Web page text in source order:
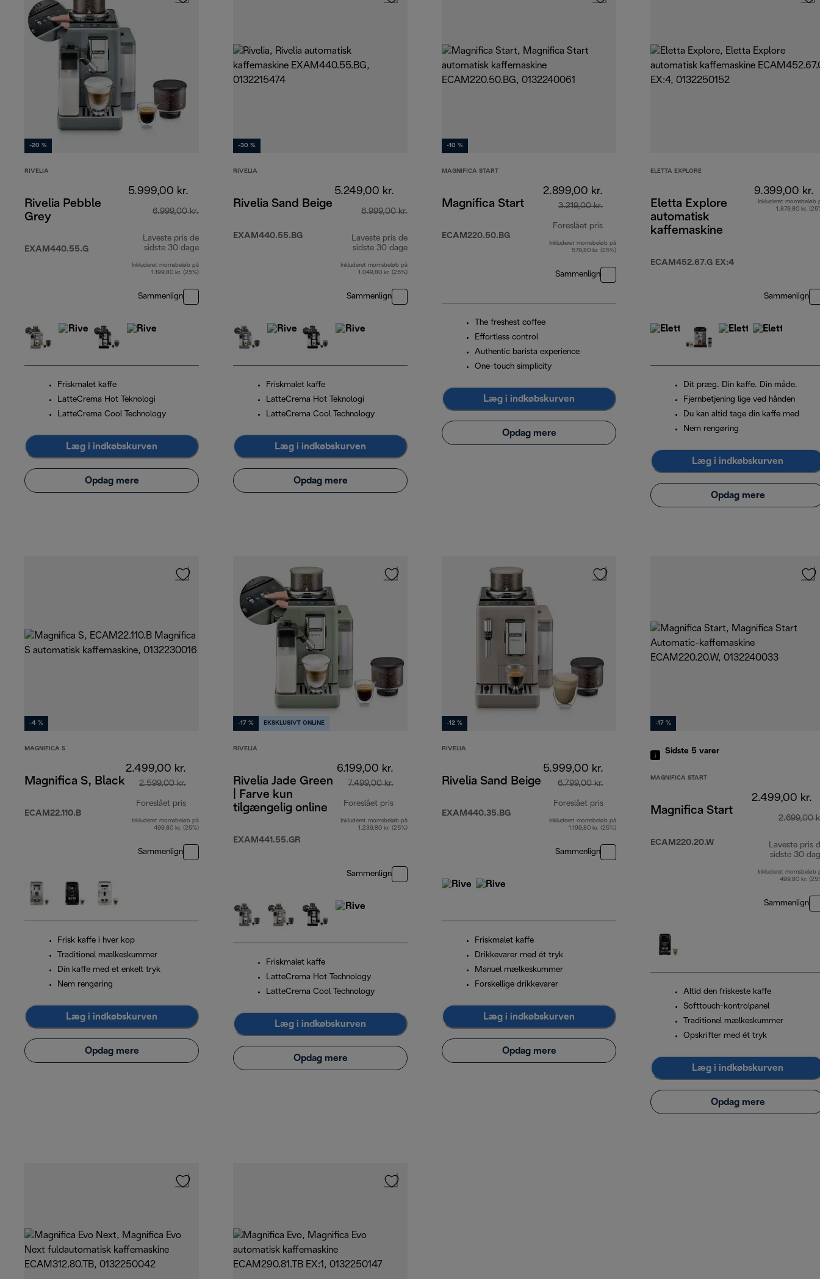
-20 %
RIVELIA
Rivelia Pebble
Grey
EXAM440.55.G
5.999,00 kr.
6.999,00 kr.
Laveste pris de
sidste 30 dage
Inkluderet momsbeløb på
1.199,80 kr. (25%)
Sammenlign
Friskmalet kaffe
LatteCrema Hot Teknologi
LatteCrema Cool Technology
Læg i indkøbskurven
Opdag mere
-30 %
RIVELIA
Rivelia Sand Beige
EXAM440.55.BG
5.249,00 kr.
6.999,00 kr.
Laveste pris de
sidste 30 dage
Inkluderet momsbeløb på
1.049,80 kr. (25%)
Sammenlign
Friskmalet kaffe
LatteCrema Hot Teknologi
LatteCrema Cool Technology
Læg i indkøbskurven
Opdag mere
-10 %
MAGNIFICA START
Magnifica Start
ECAM220.50.BG
2.899,00 kr.
3.219,00 kr.
Foreslået pris
oprindelig pris 3.219,00 kr.
Inkluderet momsbeløb på
579,80 kr. (25%)
Sammenlign
The freshest coffee
Effortless control
Authentic barista experience
One-touch simplicity
Læg i indkøbskurven
Opdag mere
ELETTA EXPLORE
Eletta Explore
automatisk
kaffemaskine
ECAM452.67.G EX:4
9.399,00 kr.
Inkluderet momsbeløb
1.879,80 kr.
Sammenlign
Dit præg. Din kaffe. Din måde.
Fjernbetjening lige ved hånden
Du kan altid tage din kaffe med
Nem rengøring
Læg i indkøbskurven
Opdag mere
-4 %
MAGNIFICA S
Magnifica S, Black
ECAM22.110.B
2.499,00 kr.
2.599,00 kr.
Foreslået pris
oprindelig pris 2.599,00 kr.
Inkluderet momsbeløb på
499,80 kr. (25%)
Sammenlign
Frisk kaffe i hver kop
Traditionel mælkeskummer
Din kaffe med et enkelt tryk
Nem rengøring
Læg i indkøbskurven
Opdag mere
-17 % EKSKLUSIVT ONLINE
RIVELIA
Rivelia Jade Green
| Farve kun
tilgængelig online
EXAM441.55.GR
6.199,00 kr.
7.499,00 kr.
Foreslået pris
oprindelig pris 7.499,00 kr.
Inkluderet momsbeløb på
1.239,80 kr. (25%)
Sammenlign
Friskmalet kaffe
LatteCrema Hot Technology
LatteCrema Cool Technology
Læg i indkøbskurven
Opdag mere
-12 %
RIVELIA
Rivelia Sand Beige
EXAM440.35.BG
5.999,00 kr.
6.799,00 kr.
Foreslået pris
oprindelig pris 6.799,00 kr.
Inkluderet momsbeløb på
1.199,80 kr. (25%)
Sammenlign
Friskmalet kaffe
Drikkevarer med ét tryk
Manuel mælkeskummer
Forskellige drikkevarer
Læg i indkøbskurven
Opdag mere
-17 %
Sidste 5 varer
MAGNIFICA START
Magnifica Start
ECAM220.20.W
2.499,00 kr.
2.699,00
Laveste pris
sidste 30
Inkluderet momsbeløb
499,80 kr.
Sammenlign
Altid den friskeste kaffe
Softtouch-kontrolpanel
Traditionel mælkeskummer
Opskrifter med ét tryk
Læg i indkøbskurven
Opdag mere